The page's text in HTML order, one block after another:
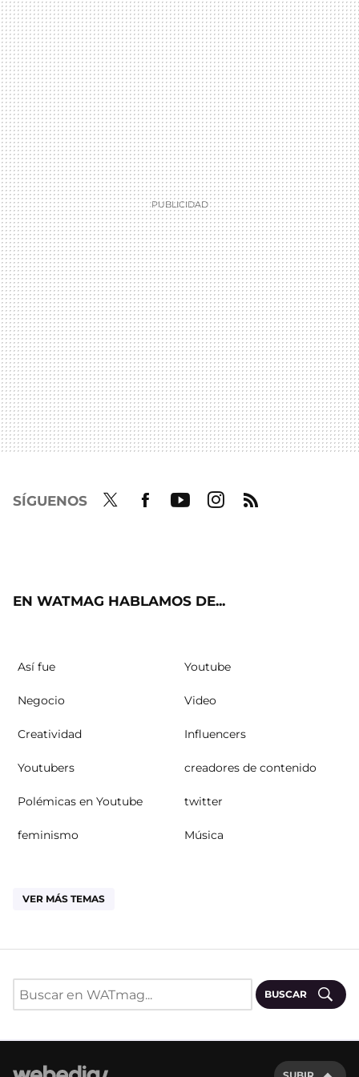
SÍGUENOS
EN WATMAG HABLAMOS DE...
Así fue Youtube
Negocio Video
Creatividad Influencers
Youtubers creadores de contenido
Polémicas en Youtube twitter
feminismo Música
VER MÁS TEMAS
BUSCAR